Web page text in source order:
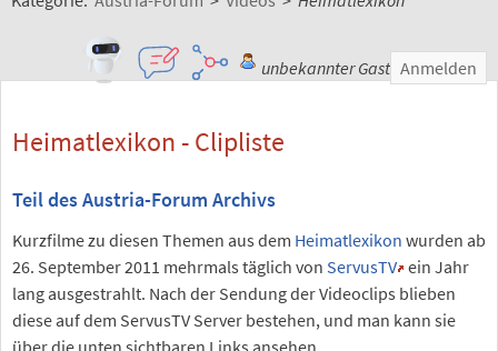
unbekannter Gast Anmelden
Heimatlexikon - Clipliste
Teil des Austria-Forum Archivs
Kurzfilme zu diesen Themen aus dem Heimatlexikon wurden ab
26. September 2011 mehrmals täglich von ServusTV ein Jahr
lang ausgestrahlt. Nach der Sendung der Videoclips blieben
diese auf dem ServusTV Server bestehen, und man kann sie